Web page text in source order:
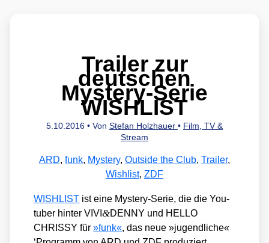
Trailer zur
deutschen
Mystery-Serie
WISHLIST
5.10.2016 • Von Stefan Holzhauer • Film, TV &
Stream
ARD, funk, Mystery, Outside the Club, Trailer,
Wishlist, ZDF
WISHLIST ist eine Mys­tery-Serie, die die You­
tuber hin­ter VIVI&DENNY und HELLO
CHRISSY für»funk«, das neue »jugend­li­che«